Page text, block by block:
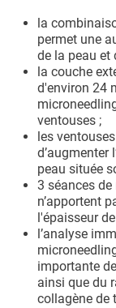
la
permet une
de la peau et
la couche
d'environ 24
ventouses ;
les
d’augmenter
peau située
3 séances de
n’apportent
l'épaisseur
l’analyse
importante
ainsi que du
collagène de